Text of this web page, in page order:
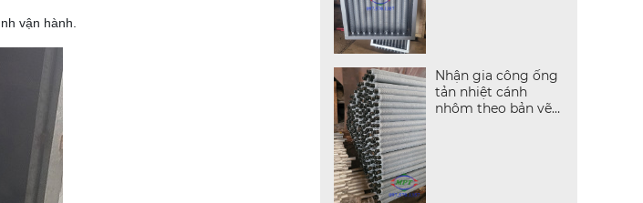
vận hành.
Nhận gia công ống
tản nhiệt cánh
nhôm theo bản vẽ